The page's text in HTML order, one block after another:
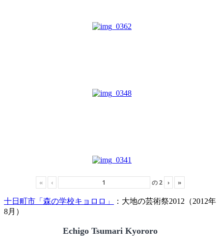
« ‹ の2 › »
十日町市「森の学校キョロロ」
：大地の芸術祭2012（2012年
8月）
Echigo Tsumari Kyororo